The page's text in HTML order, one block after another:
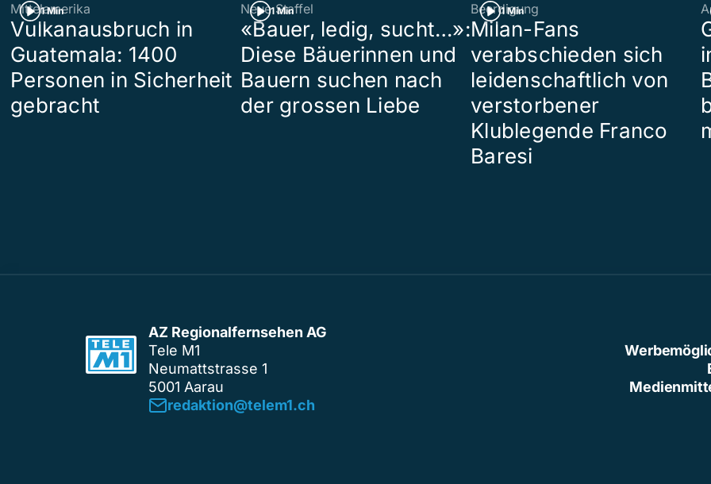
1 Min
Mittelamerika
Vulkanausbruch in
Guatemala: 1400
Personen in Sicherheit
gebracht
1 Min
Neue Staffel
«Bauer, ledig, sucht…»:
Diese Bäuerinnen und
Bauern suchen nach
der grossen Liebe
1 Min
Beerdigung
Milan-Fans
verabschieden sich
leidenschaftlich von
verstorbener
Klublegende Franco
Baresi
AZ Regionalfernsehen AG
Tele M1
Neumattstrasse 1
5001 Aarau
redaktion@telem1.ch